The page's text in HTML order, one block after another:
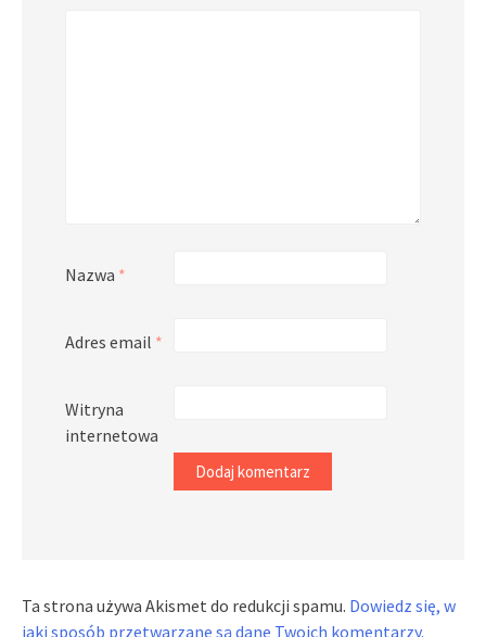
Nazwa *
Adres email *
Witryna
internetowa
Ta strona używa Akismet do redukcji spamu. Dowiedz się, w
jaki sposób przetwarzane są dane Twoich komentarzy.